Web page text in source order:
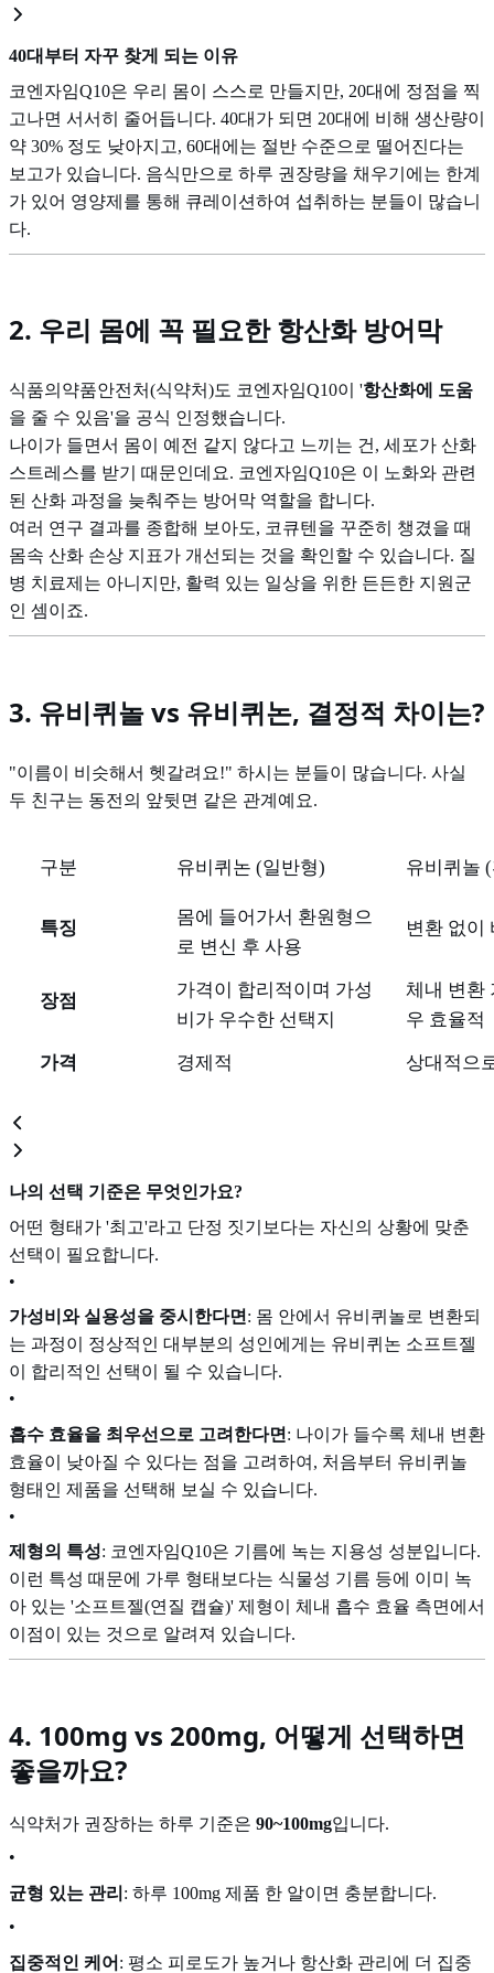
40대부터 자꾸 찾게 되는 이유
코엔자임Q10은 우리 몸이 스스로 만들지만, 20대에 정점을 찍
고나면 서서히 줄어듭니다. 40대가 되면 20대에 비해 생산량이
약 30% 정도 낮아지고, 60대에는 절반 수준으로 떨어진다는
보고가 있습니다. 음식만으로 하루 권장량을 채우기에는 한계
가 있어 영양제를 통해 큐레이션하여 섭취하는 분들이 많습니
다.
2. 우리 몸에 꼭 필요한 항산화 방어막
식품의약품안전처(식약처)도 코엔자임Q10이 '항산화에 도움
을 줄 수 있음'을 공식 인정했습니다.
나이가 들면서 몸이 예전 같지 않다고 느끼는 건, 세포가 산화
스트레스를 받기 때문인데요. 코엔자임Q10은 이 노화와 관련
된 산화 과정을 늦춰주는 방어막 역할을 합니다.
여러 연구 결과를 종합해 보아도, 코큐텐을 꾸준히 챙겼을 때
몸속 산화 손상 지표가 개선되는 것을 확인할 수 있습니다. 질
병 치료제는 아니지만, 활력 있는 일상을 위한 든든한 지원군
인 셈이죠.
3. 유비퀴놀 vs 유비퀴논, 결정적 차이는?
"이름이 비슷해서 헷갈려요!" 하시는 분들이 많습니다. 사실
두 친구는 동전의 앞뒷면 같은 관계예요.
구분 유비퀴논 (일반형) 유비퀴놀
특징
몸에 들어가서 환원형으
로 변신 후 사용
변환 없이
장점
가격이 합리적이며 가성
비가 우수한 선택지
체내 변환
우 효율적
가격 경제적 상대적으
나의 선택 기준은 무엇인가요?
어떤 형태가 '최고'라고 단정 짓기보다는 자신의 상황에 맞춘
선택이 필요합니다.
•
가성비와 실용성을 중시한다면 : 몸 안에서 유비퀴놀로 변환되
는 과정이 정상적인 대부분의 성인에게는 유비퀴논 소프트젤
이 합리적인 선택이 될 수 있습니다.
•
흡수 효율을 최우선으로 고려한다면 : 나이가 들수록 체내 변환
효율이 낮아질 수 있다는 점을 고려하여, 처음부터 유비퀴놀
형태인 제품을 선택해 보실 수 있습니다.
•
제형의 특성: 코엔자임Q10은 기름에 녹는 지용성 성분입니다.
이런 특성 때문에 가루 형태보다는 식물성 기름 등에 이미 녹
아 있는 '소프트젤(연질 캡슐)' 제형이 체내 흡수 효율 측면에서
이점이 있는 것으로 알려져 있습니다.
4. 100mg vs 200mg, 어떻게 선택하면
좋을까요?
식약처가 권장하는 하루 기준은 90~100mg입니다.
•
균형 있는 관리 : 하루 100mg 제품 한 알이면 충분합니다.
•
집중적인 케어 : 평소 피로도가 높거나 항산화 관리에 더 집중